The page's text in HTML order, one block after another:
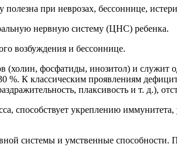
при неврозах, бессоннице,
нервную систему (ЦНС) ребенка.
возбуждения и бессоннице.
(холин, фосфатиды, инозитол) и
%. К классическим проявлениям
плаксивость и т. д.),
способствует укреплению
системы и умственные способности.